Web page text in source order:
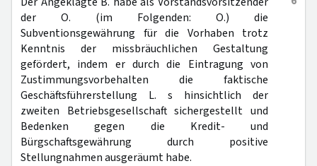
der O. (im Folgenden: O.) die
Subventionsgewährung für die Vorhaben trotz
Kenntnis der missbräuchlichen Gestaltung
gefördert, indem er durch die Eintragung von
Zustimmungsvorbehalten die faktische
Geschäftsführerstellung L. s hinsichtlich der
zweiten Betriebsgesellschaft sichergestellt und
Bedenken gegen die Kredit- und
Bürgschaftsgewährung durch positive
Stellungnahmen ausgeräumt habe.